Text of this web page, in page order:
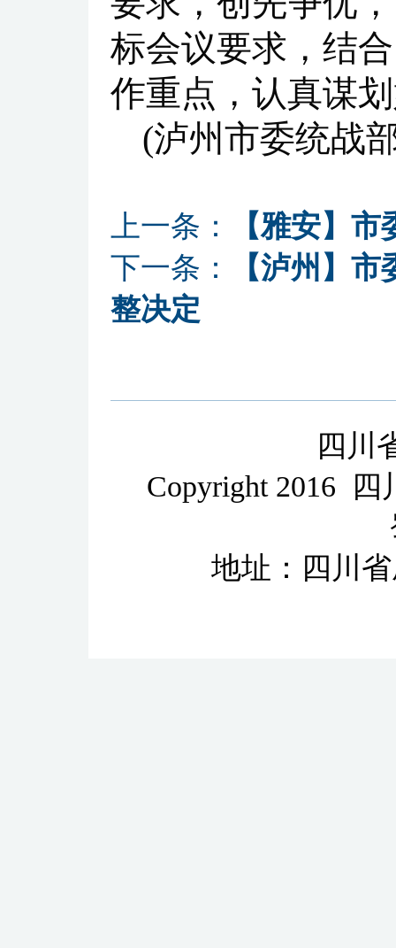
标会议要求，结
作重点，认真谋
(泸州市委统战
上一条：
【雅安】
下一条：
【泸州】
整决定
四川
Copyright 2016 四
地址：四川省